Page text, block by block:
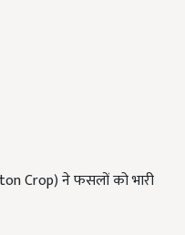
Crop) ने फसलों को भारी